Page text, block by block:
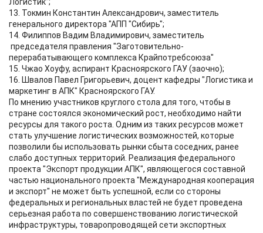
13. Токмин Константин Александрович, заместитель
генерального директора "АПП "Сибирь";
14. Филиппов Вадим Владимирович, заместитель
председателя правления "Заготовительно-
перерабатывающего комплекса Крайпотребсоюза"
15. Чжао Хоуфу, аспирант Красноярского ГАУ (заочно);
16. Швалов Павел Григорьевич, доцент кафедры "Логистика и
маркетинг в АПК" Красноярского ГАУ.
По мнению участников круглого стола для того, чтобы в
стране состоялся экономический рост, необходимо найти
ресурсы для такого роста. Одним из таких ресурсов может
стать улучшение логистических возможностей, которые
позволили бы использовать рынки сбыта соседних, ранее
слабо доступных территорий. Реализация федерального
проекта "Экспорт продукции АПК", являющегося составной
частью национального проекта "Международная кооперация
и экспорт" не может быть успешной, если со стороны
федеральных и региональных властей не будет проведена
серьезная работа по совершенствованию логистической
инфраструктуры, товаропроводящей сети экспортных